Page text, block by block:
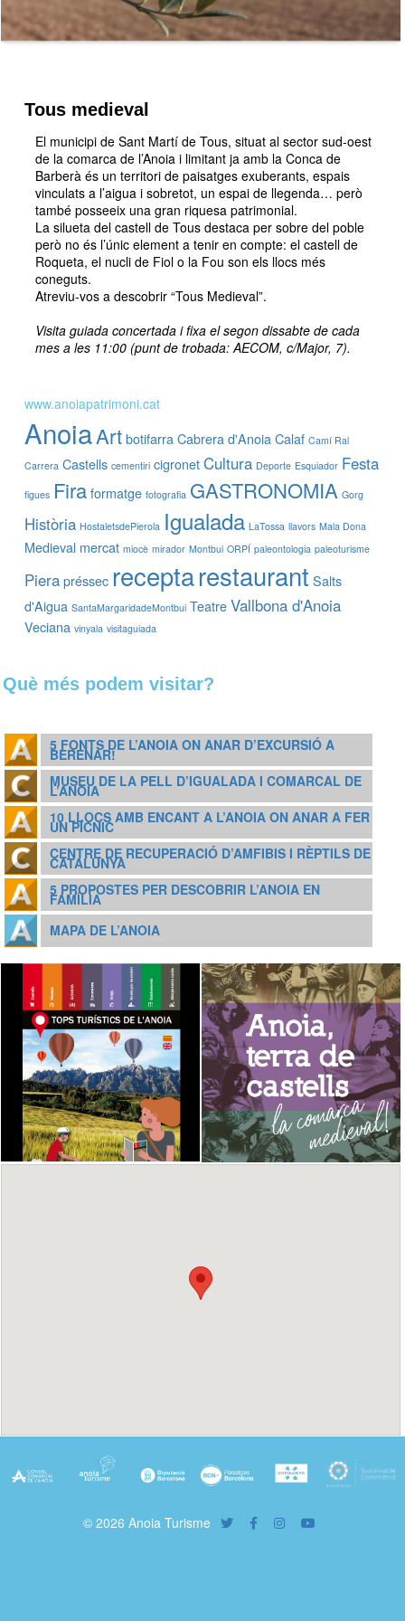
Tous medieval
El municipi de Sant Martí de Tous, situat al sector sud-oest
de la comarca de l’Anoia i limitant ja amb la Conca de
Barberà és un territori de paisatges exuberants, espais
vinculats a l’aigua i sobretot, un espai de llegenda… però
també posseeix una gran riquesa patrimonial.
La silueta del castell de Tous destaca per sobre del poble
però no és l’únic element a tenir en compte: el castell de
Roqueta, el nucli de Fiol o la Fou son els llocs més
coneguts.
Atreviu-vos a descobrir “Tous Medieval”.
Visita guiada concertada i fixa el segon dissabte de cada
mes a les 11:00 (punt de trobada: AECOM, c/Major, 7).
www.anoiapatrimoni.cat
AnoiaArt botifarra Cabrera d'Anoia Calaf Camí Ral
Carrera Castells cementiri cigronet Cultura Deporte Esquiador Festa
figues Fira formatge fotografia GASTRONOMIA Gorg
Història HostaletsdePierola Igualada LaTossa llavors Mala Dona
Medieval mercat miocè mirador Montbui ORPÍ paleontologia paleoturisme
Piera préssec receptarestaurant Salts
d'Aigua SantaMargaridadeMontbui Teatre Vallbona d'Anoia
Veciana vinyala visitaguiada
Què més podem visitar?
5 FONTS DE L’ANOIA ON ANAR D’EXCURSIÓ A
BERENAR!
MUSEU DE LA PELL D’IGUALADA I COMARCAL DE
L’ANOIA
10 LLOCS AMB ENCANT A L’ANOIA ON ANAR A FER
UN PÍCNIC
CENTRE DE RECUPERACIÓ D’AMFIBIS I RÈPTILS DE
CATALUNYA
5 PROPOSTES PER DESCOBRIR L’ANOIA EN
FAMÍLIA
MAPA DE L’ANOIA
© 2026 Anoia Turisme